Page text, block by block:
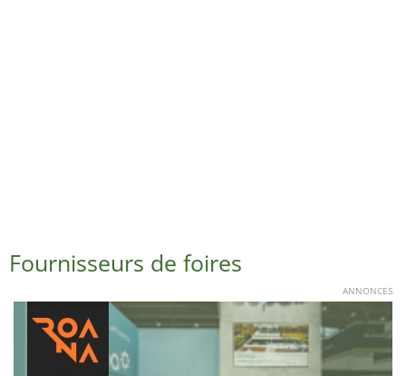
Fournisseurs de foires
ANNONCES